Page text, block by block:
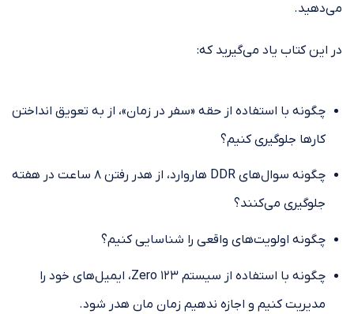
می‌دهید.
در این کتاب یاد می‌گیرید که:
چگونه با استفاده از حقه‌‏ «سفر در زمان»، از به ‏تعویق ‏انداختن
کارها جلوگیری کنیم؟
چگونه سوال‌‏های DDR هاروارد، از هدر رفتن ۸ ساعت در هفته
جلوگیری می‌کنند؟
چگونه اولویت‏‌های واقعی را شناسایی کنیم؟
چگونه با استفاده از سیستم Zero 123، ایمیل‏‌های خود را
مدیریت کنیم و اجازه ندهیم زمان مان هدر شود.